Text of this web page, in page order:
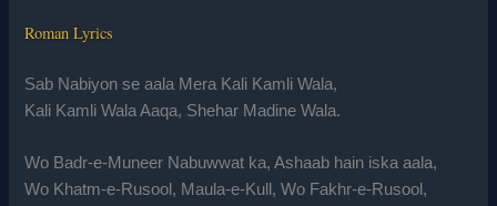
Roman Lyrics
Sab Nabiyon se aala Mera Kali Kamli Wala,
Kali Kamli Wala Aaqa, Shehar Madine Wala.
Wo Badr-e-Muneer Nabuwwat ka, Ashaab hain iska aala,
Wo Khatm-e-Rusool, Maula-e-Kull, Wo Fakhr-e-Rusool,